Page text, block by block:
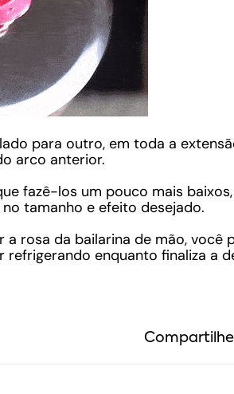
para outro, em toda a
arco anterior.
fazê-los um pouco mais
tamanho e efeito desejado.
rosa da bailarina de mão, você
enquanto finaliza a